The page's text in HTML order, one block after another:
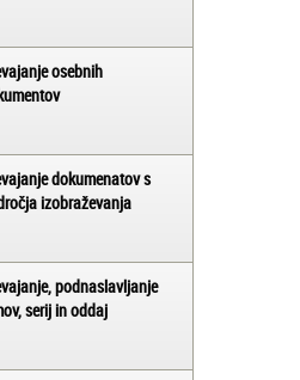
osebnih
dokumenatov s
izobraževanja
podnaslavljanje
serij in oddaj